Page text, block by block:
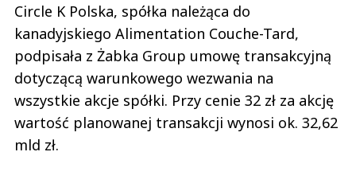
Circle K Polska, spółka należąca do
kanadyjskiego Alimentation Couche-Tard,
podpisała z Żabka Group umowę transakcyjną
dotyczącą warunkowego wezwania na
wszystkie akcje spółki. Przy cenie 32 zł za akcję
wartość planowanej transakcji wynosi ok. 32,62
mld zł.